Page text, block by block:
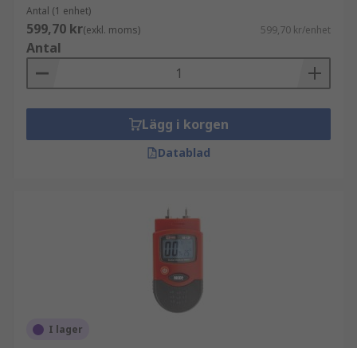
Antal (1 enhet)
599,70 kr(exkl. moms) 599,70 kr/enhet
Antal
Lägg i korgen
Datablad
I lager